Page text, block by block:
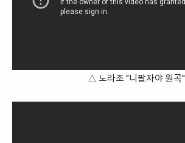
△ 노라조 "니팔자야 원곡"